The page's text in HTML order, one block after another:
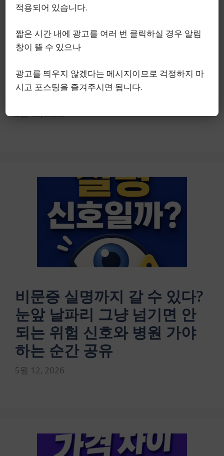
“관리하면 사라질까?” 가능
여부 & 약 먹기 전에 꼭 알아
야 할 진짜 원인 정리 (눈 비문
증 처방 약 추천)
5월 12, 2026
비문증 실명까지 갈 수 있다?
눈앞 날파리 그냥 넘기면 안
되는 위험 신호와 병원 가야
하는 순간 공유
5월 12, 2026
적용되어 있습니다.
짧은 시간 내에 광고를 여러 번 클릭하실 경우 알림
창이 뜰 수 있으나
광고를 띄우지 않겠다는 메시지이므로 걱정하지 마
시고 포스팅을 즐겨주시면 됩니다.